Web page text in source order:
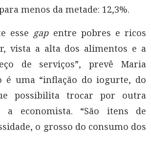
menos da metade: 12,3%.
esse gapentre pobres e ricos
vista a alta dos alimentos e a
de serviços”, prevê Maria
é uma “inflação do iogurte, do
possibilita trocar por outra
a economista. “São itens de
o grosso do consumo dos